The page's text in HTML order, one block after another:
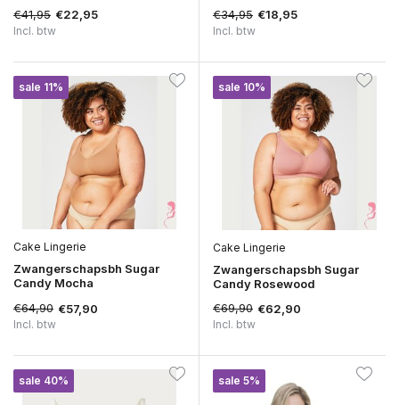
€41,95 €22,95
Incl. btw
€34,95 €18,95
Incl. btw
sale 11%
Cake Lingerie
Zwangerschapsbh Sugar
Candy Mocha
€64,90 €57,90
Incl. btw
sale 10%
Cake Lingerie
Zwangerschapsbh Sugar
Candy Rosewood
€69,90 €62,90
Incl. btw
sale 40% sale 5%